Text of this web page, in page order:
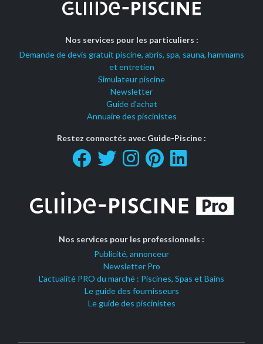
Nos services pour les particuliers :
Demande de devis gratuit piscine, abris, spa, sauna, hammams
et entretien
Simulateur piscine
Newsletter
Guide d'achat
Annuaire des piscinistes
Restez connectés avec Guide-Piscine :
Nos services pour les professionnels :
Publicité, annonceur
Newsletter Pro
L'actualité PRO du marché : Piscines, Spas et Bains
Le guide des fournisseurs
Le guide des piscinistes